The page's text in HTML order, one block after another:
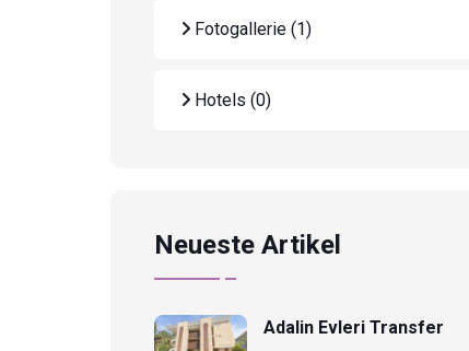
Fotogallerie (1)
Hotels (0)
Neueste Artikel
Adalin Evleri Transfer